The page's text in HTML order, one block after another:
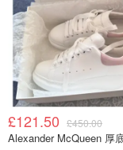
适用场景 ：适合需
计、虚拟化、数据
£121.50 £450.00
Alexander McQueen 厚